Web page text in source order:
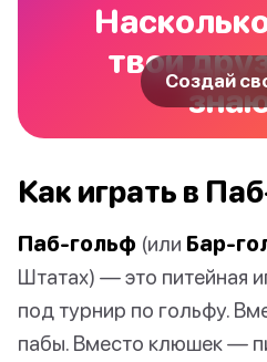
твои
Создай
Как играть в
Паб-гольф (или Бар-
Штатах) — это питейная
под турнир по гольфу.
пабы. Вместо клюшек —